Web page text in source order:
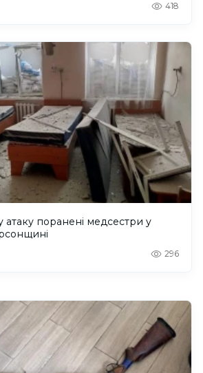
418
атаку поранені медсестри у
296